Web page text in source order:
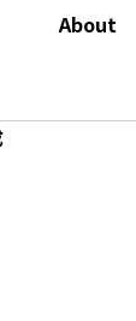
About